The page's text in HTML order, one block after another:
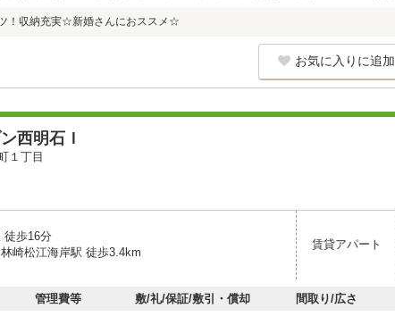
！収納充実☆新婚さんにおススメ☆
お気に入りに追加
西明石Ｉ
１丁目
徒歩16分
崎松江海岸駅 徒歩3.4km
賃貸アパート
管理費等 敷/礼/保証/敷引・償却 間取り/広さ